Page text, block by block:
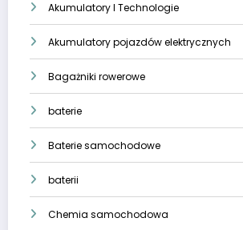
Akumulatory I Technologie
Akumulatory pojazdów elektrycznych
Bagażniki rowerowe
baterie
Baterie samochodowe
baterii
Chemia samochodowa